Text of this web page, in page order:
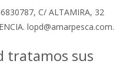
C/ ALTAMIRA, 32
lopd@amarpesca.com.
tratamos sus